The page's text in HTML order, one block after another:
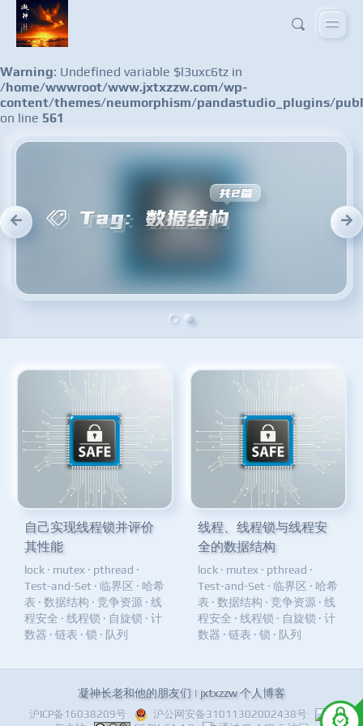
Warning: Undefined variable $l3uxc6tz in
/home/wwwroot/www.jxtxzzw.com/wp-
content/themes/neumorphism/pandastudio_plugins/
on line 561
自己实现线程锁并评价
其性能
lock · mutex · pthread ·
Test-and-Set · 临界区 · 哈希
表 · 数据结构 · 竞争资源 · 线
程安全 · 线程锁 · 自旋锁 · 计
数器 · 链表 · 锁 · 队列
线程、线程锁与线程安
全的数据结构
lock · mutex · pthread ·
Test-and-Set · 临界区 · 哈希
表 · 数据结构 · 竞争资源 · 线
程安全 · 线程锁 · 自旋锁 · 计
数器 · 链表 · 锁 · 队列
凝神长老和他的朋友们 | jxtxzzw 个人博客
沪ICP备16038209号 沪公网安备31011302002438号
十